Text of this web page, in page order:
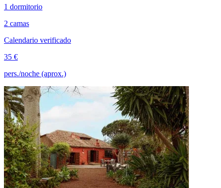
1 dormitorio
2 camas
Calendario verificado
35 €
pers./noche (aprox.)